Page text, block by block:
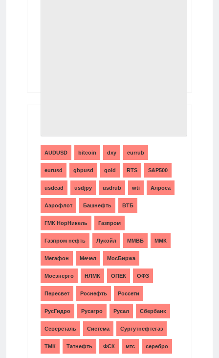
AUDUSD bitcoin dxy eurrub
eurusd gbpusd gold RTS S&P500
usdcad usdjpy usdrub wti Алроса
Аэрофлот Башнефть ВТБ
ГМК НорНикель Газпром
Газпром нефть Лукойл ММВБ ММК
Мегафон Мечел МосБиржа
Мосэнерго НЛМК ОПЕК ОФЗ
Пересвет Роснефть Россети
РусГидро Русагро Русал Сбербанк
Северсталь Система Сургутнефтегаз
ТМК Татнефть ФСК мтс серебро